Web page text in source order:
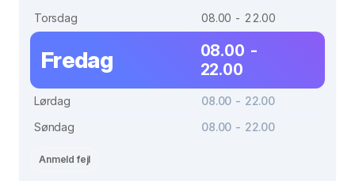
Torsdag
08.00 - 22.00
Fredag
08.00 -
22.00
Lørdag
08.00 - 22.00
Søndag
08.00 - 22.00
Anmeld fejl